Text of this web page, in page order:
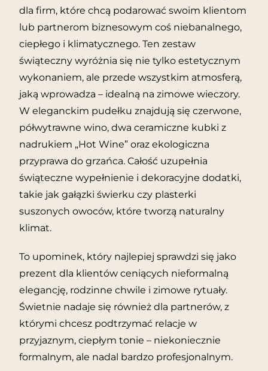
dla firm, które chcą podarować swoim klientom
lub partnerom biznesowym coś niebanalnego,
ciepłego i klimatycznego. Ten zestaw
świąteczny wyróżnia się nie tylko estetycznym
wykonaniem, ale przede wszystkim atmosferą,
jaką wprowadza – idealną na zimowe wieczory.
W eleganckim pudełku znajdują się czerwone,
półwytrawne wino, dwa ceramiczne kubki z
nadrukiem „Hot Wine” oraz ekologiczna
przyprawa do grzańca. Całość uzupełnia
świąteczne wypełnienie i dekoracyjne dodatki,
takie jak gałązki świerku czy plasterki
suszonych owoców, które tworzą naturalny
klimat.
To upominek, który najlepiej sprawdzi się jako
prezent dla klientów ceniących nieformalną
elegancję, rodzinne chwile i zimowe rytuały.
Świetnie nadaje się również dla partnerów, z
którymi chcesz podtrzymać relacje w
przyjaznym, ciepłym tonie – niekoniecznie
formalnym, ale nadal bardzo profesjonalnym.